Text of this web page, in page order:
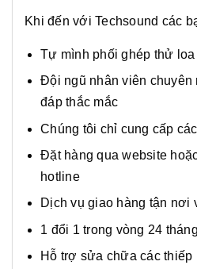
Khi đến với Techsound các
Tự mình phối ghép thử loa
Đội ngũ nhân viên chuyên
đáp thắc mắc
Chúng tôi chỉ cung cấp
Đặt hàng qua website
hotline
Dịch vụ giao hàng tận nơi
1 đổi 1 trong vòng 24 tháng
Hỗ trợ sửa chữa các thiếp